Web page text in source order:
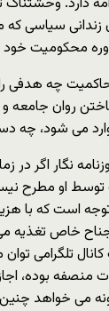
هزاران زندانی
محکومیت خود
چه هدفی را
روان
می شود، چه
نگار اگر
او مطرح
است که با
خاص تغذیه
تلگرامی
منصفه بوده،
می خواهد